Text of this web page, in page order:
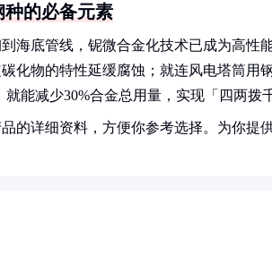
种的必备元素
海底管线，铌微合金化技术已成为高
化物的特性延缓腐蚀；就连风电塔筒用
就能减少30%合金总用量，实现「四两拨
的详细资料，方便你参考选择。为你提